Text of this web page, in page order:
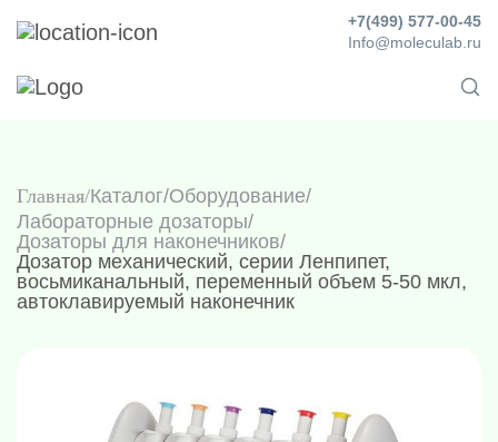
Info@moleculab.ru
+7(499) 577-00-45
Главная Каталог/Оборудование/
Лабораторные дозаторы/
Дозаторы для наконечников/
Дозатор механический, серии Ленпипет,
восьмиканальный, переменный объем 5-50 мкл,
автоклавируемый наконечник